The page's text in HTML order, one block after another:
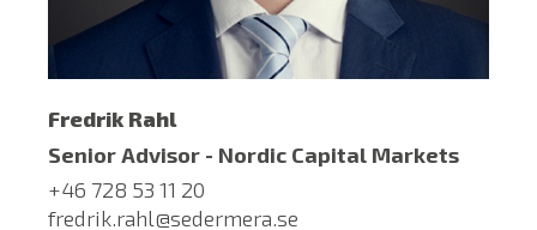
Fredrik Rahl
Senior Advisor - Nordic Capital Markets
+46 728 53 11 20
fredrik.rahl@sedermera.se